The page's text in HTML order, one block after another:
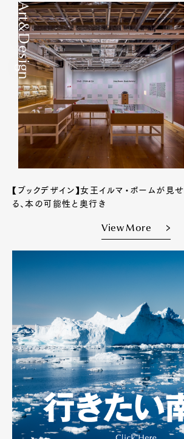
Art&Design
【ブックデザイン】女王イルマ・ボームが見せ
る、本の可能性と奥行き
View More